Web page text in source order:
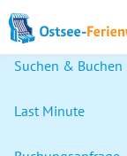
Suchen & Buchen
Last Minute